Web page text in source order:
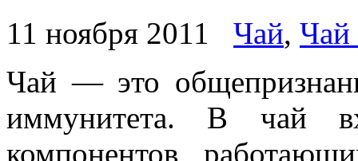
11 ноября 2011 Чай, Чай
Чай — это
иммунитета. В чай
компонентов,